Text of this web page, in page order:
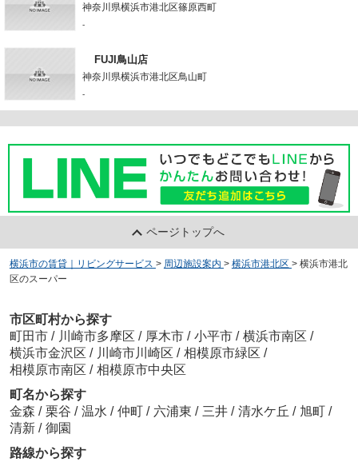
神奈川県横浜市港北区篠原西町
-
FUJI鳥山店
神奈川県横浜市港北区鳥山町
-
ページトップへ
横浜市の賃貸｜リビングサービス > 周辺施設案内 > 横浜市港北区 > 横浜市港北
区のスーパー
市区町村から探す
町田市 / 川崎市多摩区 / 厚木市 / 小平市 / 横浜市南区 /
横浜市金沢区 / 川崎市川崎区 / 相模原市緑区 /
相模原市南区 / 相模原市中央区
町名から探す
金森 / 栗谷 / 温水 / 仲町 / 六浦東 / 三井 / 清水ケ丘 / 旭町 /
清新 / 御園
路線から探す